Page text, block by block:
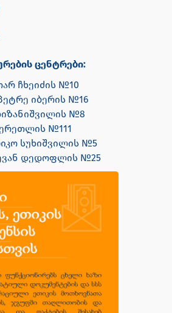
ცენტრები:
ჩხეიძის №10
იბერის №16
№8
№111
სუხიშვილის №5
დედოფლის №25